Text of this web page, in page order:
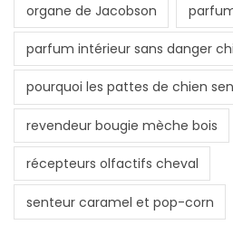
organe de Jacobson
parfum intérieur sans danger
pourquoi les pattes de chien
revendeur bougie mèche bois
récepteurs olfactifs cheval
senteur caramel et pop-corn